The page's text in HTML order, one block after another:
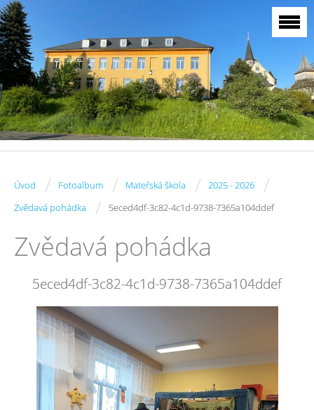
Úvod / Fotoalbum / Mateřská škola / 2025 - 2026 /
Zvědavá pohádka / 5eced4df-3c82-4c1d-9738-7365a104ddef
Zvědavá pohádka
5eced4df-3c82-4c1d-9738-7365a104ddef